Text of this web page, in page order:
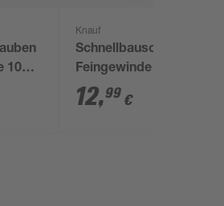
1000
Knauf
Schnellbauschrauben
Feingewinde 3,5 x 45
mm TN 250 Stück
12,99 €